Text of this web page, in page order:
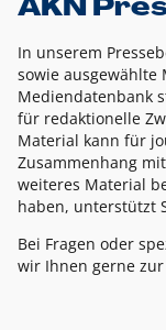
In unserem
sowie
Mediendatenbank
für redaktionelle
Material kann für
Zusammenhang
weiteres Material
haben, unterstützt
Bei Fragen oder
wir Ihnen gerne